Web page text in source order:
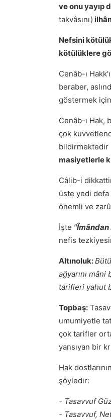
ve onu yayıp
takvâsını)
Nefsini
kötülüklere
Cenâb-ı
beraber,
göstermek
Cenâb-ı Hak,
çok
bildirmektedir
masiyetlerle
Câlib-i
üste yedi
önemli ve
İşte "Îmândan
nefis
Altınoluk:
ağyarını
tarifleri yahut
Topbaş:
umumiyetle
çok tarifler
yansıyan bir
Hak
şöyledir:
- Tasavvuf
- Tasavvuf,